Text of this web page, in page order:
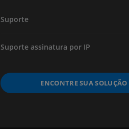
Suporte
Suporte assinatura por IP
ENCONTRE SUA SOLUÇÃO